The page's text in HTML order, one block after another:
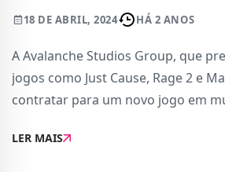
18 DE ABRIL, 2024 HÁ 2 ANOS
A Avalanche Studios Group, que
jogos como Just Cause, Rage 2 e
contratar para um novo jogo em
para um Gameplay Animator revela
LER MAIS